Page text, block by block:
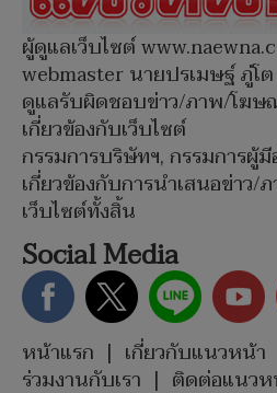
ผู้ดูแลเว็บไซต์
webmaster นายปรเมษฐ์ ภู่โต
ดูแลรับผิดชอบข่าว/ภาพ/โฆ
เกี่ยวข้องกับเว็บไซต์
กรรมการบริษัทฯ, กรรมการผู้
เกี่ยวข้องกับการนำเสนอข่าว/
เว็บไซต์ทั้งสิ้น
Social Media
หน้าแรก | เกี่ยวกับแนวหน้า
ร่วมงานกับเรา | ติดต่อแนว